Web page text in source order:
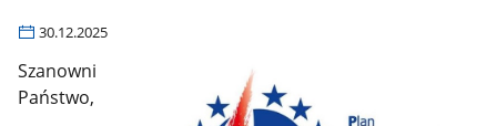
30.12.2025
Szanowni
Państwo,